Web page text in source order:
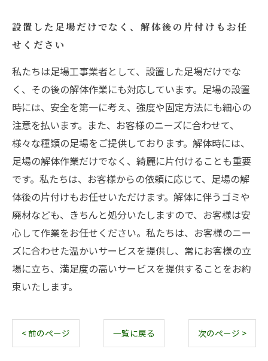
設置した足場だけでなく、解体後の片付けもお任
せください
私たちは足場工事業者として、設置した足場だけでな
く、その後の解体作業にも対応しています。足場の設置
時には、安全を第一に考え、強度や固定方法にも細心の
注意を払います。また、お客様のニーズに合わせて、
様々な種類の足場をご提供しております。解体時には、
足場の解体作業だけでなく、綺麗に片付けることも重要
です。私たちは、お客様からの依頼に応じて、足場の解
体後の片付けもお任せいただけます。解体に伴うゴミや
廃材なども、きちんと処分いたしますので、お客様は安
心して作業をお任せください。私たちは、お客様のニー
ズに合わせた温かいサービスを提供し、常にお客様の立
場に立ち、満足度の高いサービスを提供することをお約
束いたします。
< 前のページ 一覧に戻る 次のページ >